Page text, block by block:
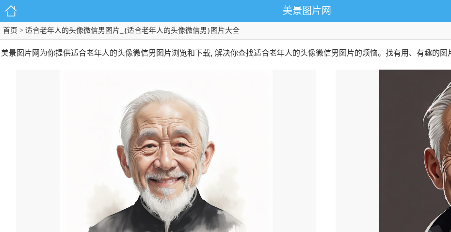
美景图片网
首页 > 适合老年人的头像微信男图片_{适合老年人的头像微信男}图片大全
美景图片网为你提供适合老年人的头像微信男图片浏览和下载, 解决你查找适合老年人的头像微信男图片的烦恼。找有用、有趣的图